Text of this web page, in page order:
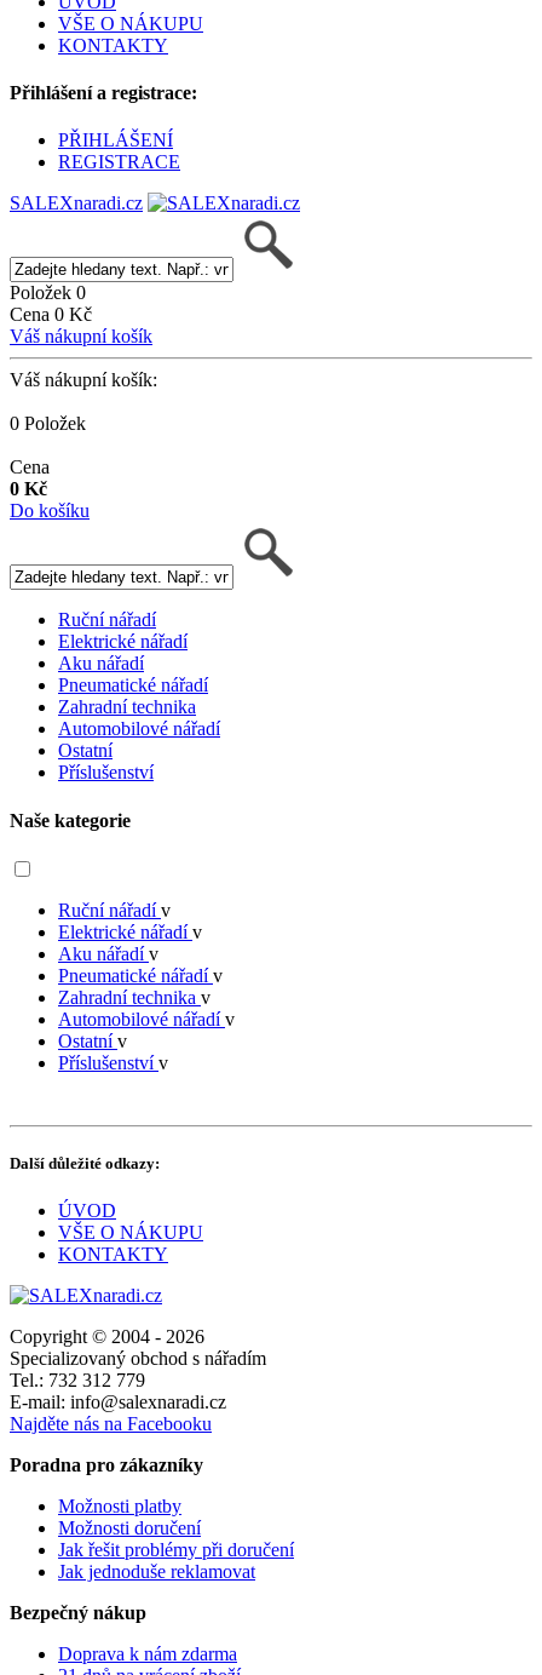
VŠE O NÁKUPU
KONTAKTY
Přihlášení a registrace:
PŘIHLÁŠENÍ
REGISTRACE
SALEXnaradi.cz
Položek 0
Cena 0 Kč
Váš nákupní košík
Váš nákupní košík:
0 Položek
Cena
0 Kč
Do košíku
Ruční nářadí
Elektrické nářadí
Aku nářadí
Pneumatické nářadí
Zahradní technika
Automobilové nářadí
Ostatní
Příslušenství
Naše kategorie
Ruční nářadív
Elektrické nářadív
Aku nářadív
Pneumatické nářadív
Zahradní technika v
Automobilové nářadív
Ostatnív
Příslušenstvív
Další důležité odkazy:
ÚVOD
VŠE O NÁKUPU
KONTAKTY
Copyright © 2004 - 2026
Specializovaný obchod s nářadím
Tel.: 732 312 779
E-mail: info@salexnaradi.cz
Najděte nás na Facebooku
Poradna pro zákazníky
Možnosti platby
Možnosti doručení
Jak řešit problémy při doručení
Jak jednoduše reklamovat
Bezpečný nákup
Doprava k nám zdarma